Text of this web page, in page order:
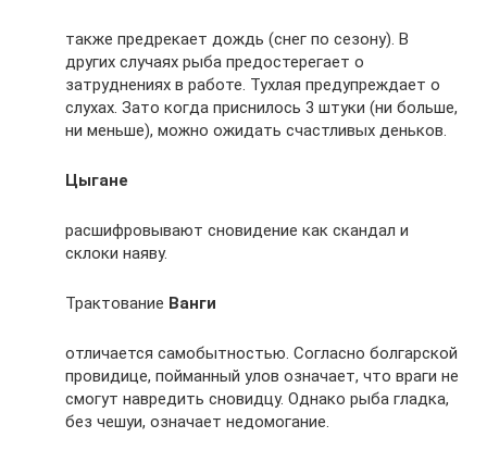
также предрекает дождь (снег по сезону). В
других случаях рыба предостерегает о
затруднениях в работе. Тухлая предупреждает о
слухах. Зато когда приснилось 3 штуки (ни больше,
ни меньше), можно ожидать счастливых деньков.
Цыгане
расшифровывают сновидение как скандал и
склоки наяву.
Трактование Ванги
отличается самобытностью. Согласно болгарской
провидице, пойманный улов означает, что враги не
смогут навредить сновидцу. Однако рыба гладка,
без чешуи, означает недомогание.